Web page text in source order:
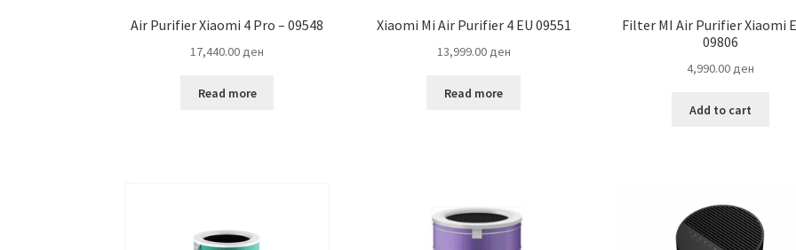
Air Purifier Xiaomi 4 Pro – 09548
17,440.00ден
Read more
Xiaomi Mi Air Purifier 4 EU 09551
13,999.00ден
Read more
Filter MI Air Purifier Xiaomi
09806
4,990.00ден
Add to cart